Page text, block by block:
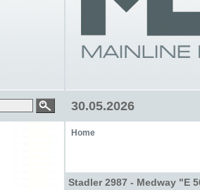
30.05.2026
Home
Stadler 2987 - Medway "E